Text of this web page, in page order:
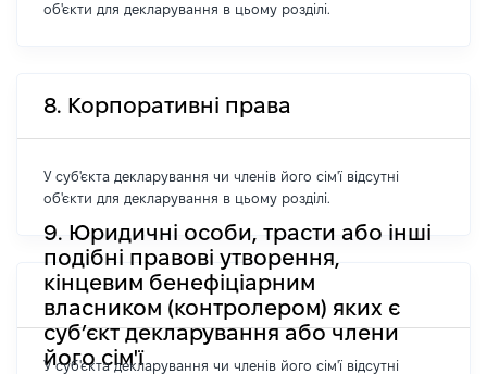
об'єкти для декларування в цьому розділі.
8. Корпоративні права
У суб'єкта декларування чи членів його сім'ї відсутні
об'єкти для декларування в цьому розділі.
9. Юридичні особи, трасти або інші
подібні правові утворення,
кінцевим бенефіціарним
власником (контролером) яких є
суб’єкт декларування або члени
його сім'ї
У суб'єкта декларування чи членів його сім'ї відсутні